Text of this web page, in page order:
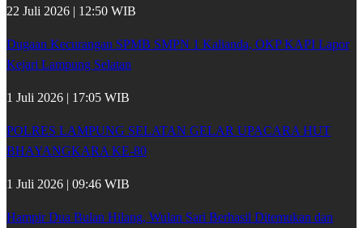
22 Juli 2026 | 12:50 WIB
Dugaan Kecurangan SPMB SMPN 1 Kalianda, OKP KAPI Lapor
Kejari Lampung Selatan
1 Juli 2026 | 17:05 WIB
POLRES LAMPUNG SELATAN GELAR UPACARA HUT
BHAYANGKARA KE-80
1 Juli 2026 | 09:46 WIB
Hampir Dua Bulan Hilang, Wulan Sari Berhasil Ditemukan dan